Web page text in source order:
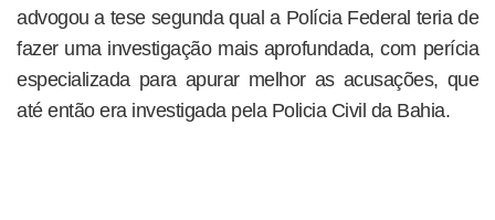
advogou a tese segunda qual a Polícia Federal teria de
fazer uma investigação mais aprofundada, com perícia
especializada para apurar melhor as acusações, que
até então era investigada pela Policia Civil da Bahia.